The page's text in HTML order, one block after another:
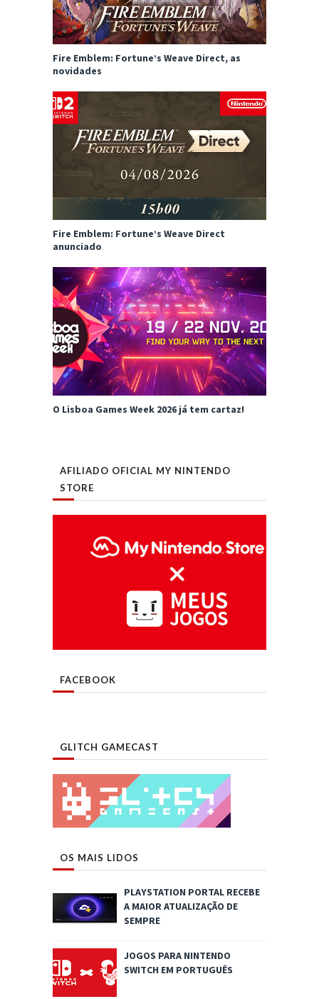
Fire Emblem: Fortune’s Weave Direct, as
novidades
Fire Emblem: Fortune’s Weave Direct
anunciado
O Lisboa Games Week 2026 já tem cartaz!
AFILIADO OFICIAL MY NINTENDO
STORE
FACEBOOK
GLITCH GAMECAST
OS MAIS LIDOS
PLAYSTATION PORTAL RECEBE
A MAIOR ATUALIZAÇÃO DE
SEMPRE
JOGOS PARA NINTENDO
SWITCH EM PORTUGUÊS